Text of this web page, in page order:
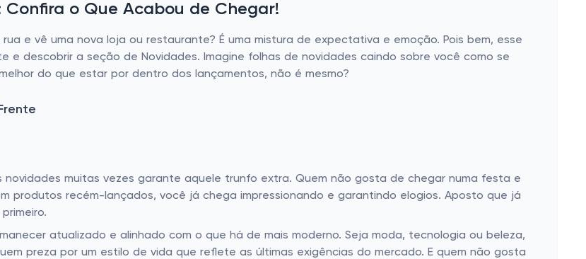
Confira o Que Acabou de Chegar!
e vê uma nova loja ou restaurante? É uma mistura de expectativa e emoção. Pois bem, esse
e descobrir a seção de Novidades. Imagine folhas de novidades caindo sobre você como se
do que estar por dentro dos lançamentos, não é mesmo?
muitas vezes garante aquele trunfo extra. Quem não gosta de chegar numa festa e
produtos recém-lançados, você já chega impressionando e garantindo elogios. Aposto que já
atualizado e alinhado com o que há de mais moderno. Seja moda, tecnologia ou beleza,
preza por um estilo de vida que reflete as últimas exigências do mercado. E quem não gosta